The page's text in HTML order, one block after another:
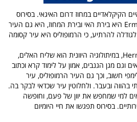
הקיקלאדיים במחוז דרום האיגאי. בסירוס
שוכנת העיר הרמופוליס Ermopoli היא בירת האי ובירת המחוז, היא גם העיר
להרתיע, כי הרמופוליס היא עיר קסומה
קרויה על שם האל הרמס Hermes, במיתולוגיה היוונית הוא שליח האלים,
וגם מגן הגנבים, אמון על לימוד קרא וכתוב
חשוב, וכך גם העיר הרמופוליס, עיר
בהווה ובעבר. ולחלוטין עיר שכדאי לבקר בה.
למי שמחפש את יוון של פעם, וחופשה
בסירוס תפגשו את חיי היומיום